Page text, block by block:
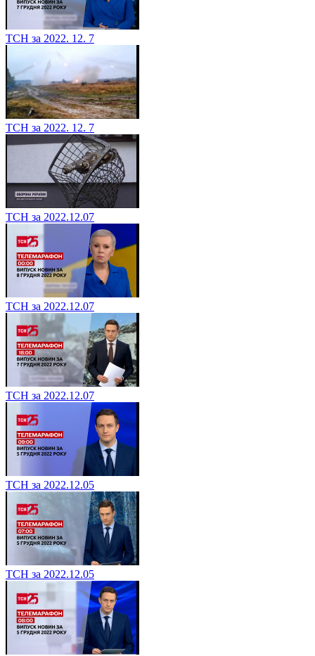
ТСН за 2022. 12. 7
ТСН за 2022. 12. 7
ТСН за 2022.12.07
ТСН за 2022.12.07
ТСН за 2022.12.07
ТСН за 2022.12.05
ТСН за 2022.12.05